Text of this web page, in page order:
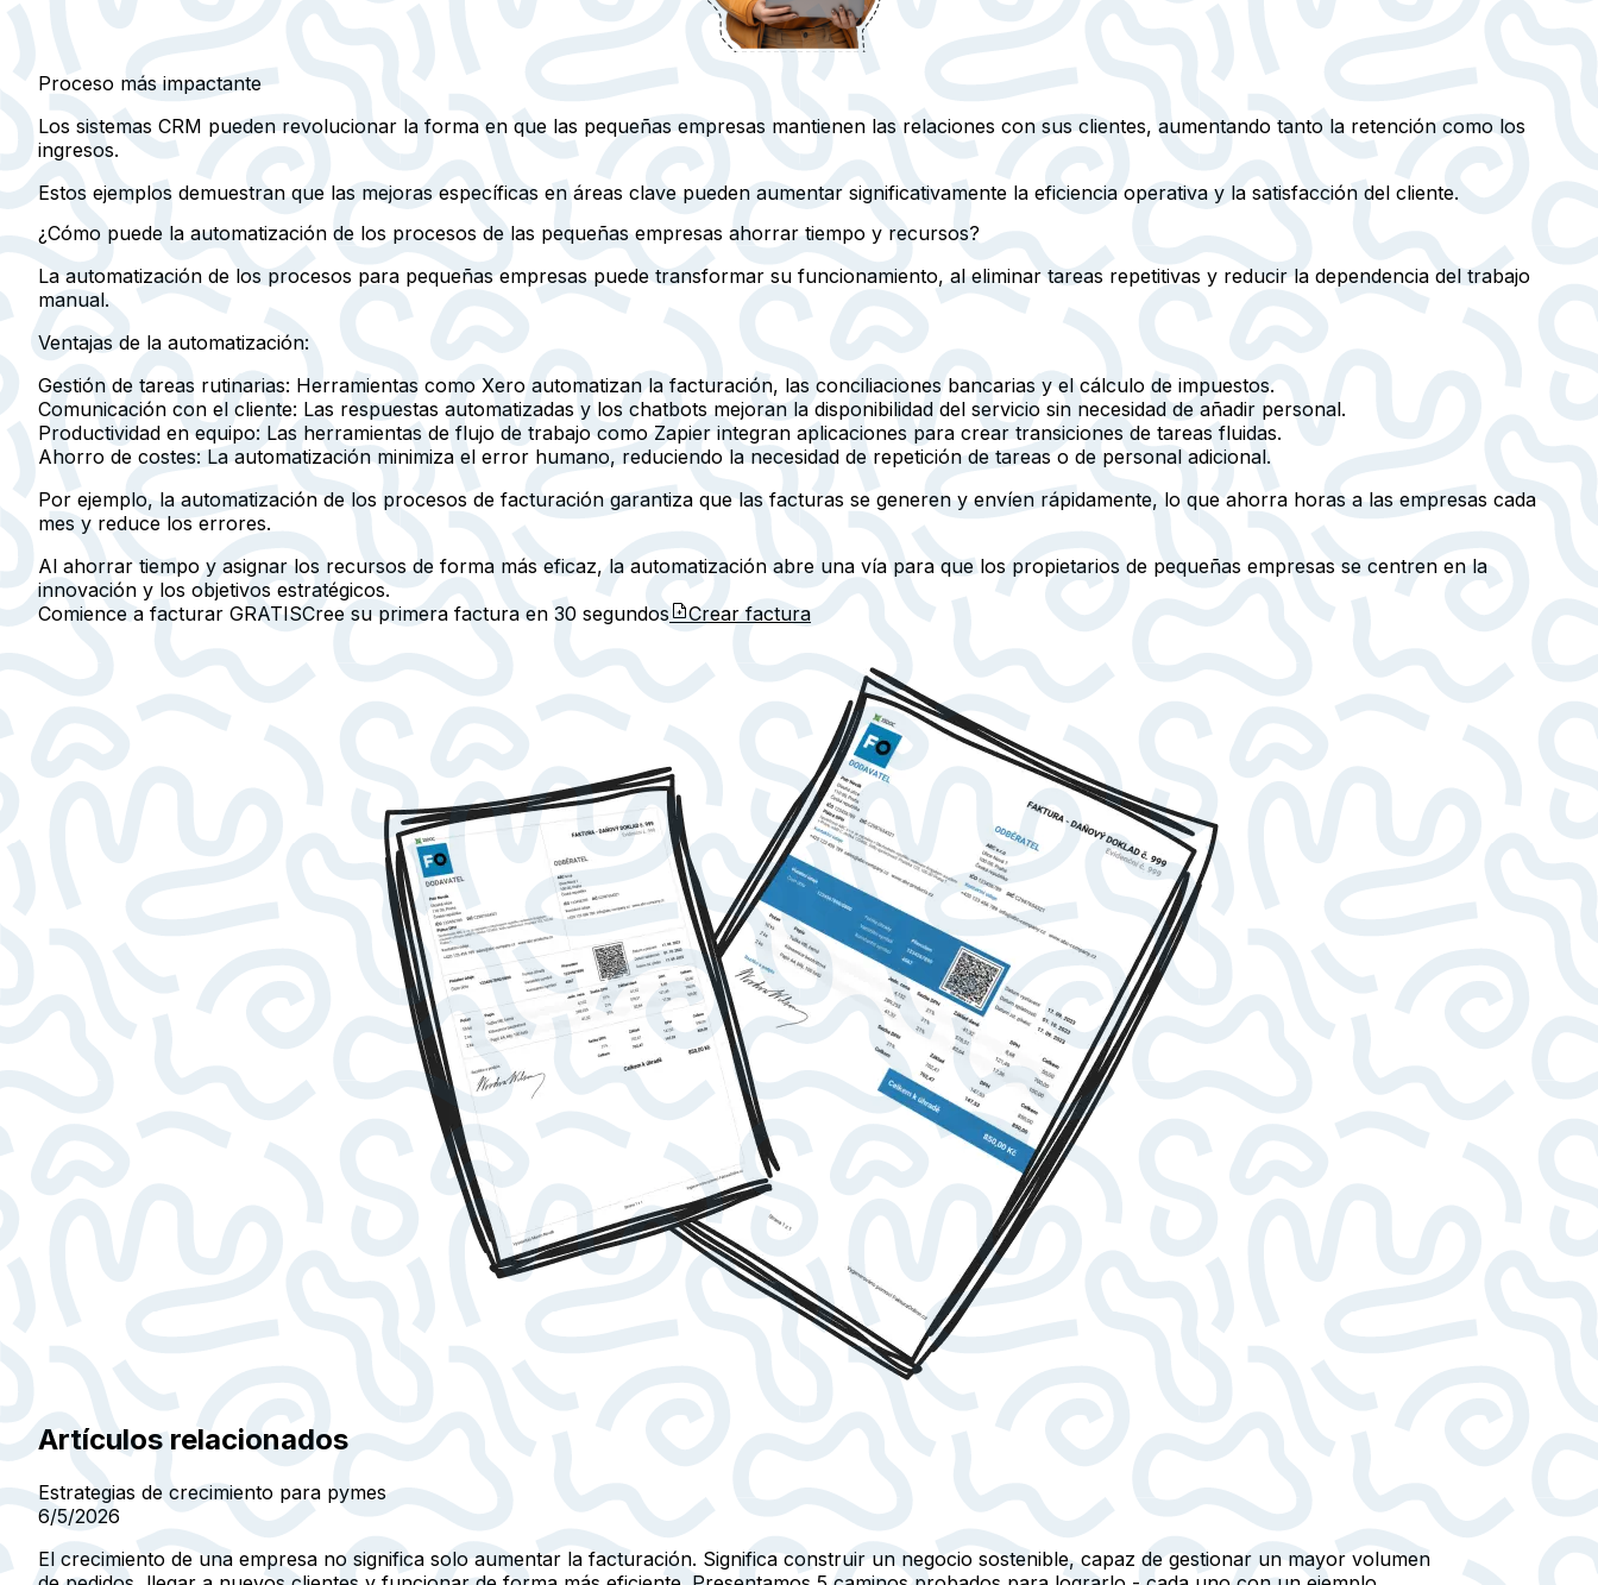
Proceso más impactante
Los sistemas CRM pueden revolucionar la forma en que las pequeñas empresas mantienen las relaciones con sus clientes, aumentando tanto la retención como los
ingresos.
Estos ejemplos demuestran que las mejoras específicas en áreas clave pueden aumentar significativamente la eficiencia operativa y la satisfacción del cliente.
¿Cómo puede la automatización de los procesos de las pequeñas empresas ahorrar tiempo y recursos?
La automatización de los procesos para pequeñas empresas puede transformar su funcionamiento, al eliminar tareas repetitivas y reducir la dependencia del trabajo
manual.
Ventajas de la automatización:
Gestión de tareas rutinarias: Herramientas como Xero automatizan la facturación, las conciliaciones bancarias y el cálculo de impuestos.
Comunicación con el cliente: Las respuestas automatizadas y los chatbots mejoran la disponibilidad del servicio sin necesidad de añadir personal.
Productividad en equipo: Las herramientas de flujo de trabajo como Zapier integran aplicaciones para crear transiciones de tareas fluidas.
Ahorro de costes: La automatización minimiza el error humano, reduciendo la necesidad de repetición de tareas o de personal adicional.
Por ejemplo, la automatización de los procesos de facturación garantiza que las facturas se generen y envíen rápidamente, lo que ahorra horas a las empresas cada
mes y reduce los errores.
Al ahorrar tiempo y asignar los recursos de forma más eficaz, la automatización abre una vía para que los propietarios de pequeñas empresas se centren en la
innovación y los objetivos estratégicos.
Comience a facturar GRATISCree su primera factura en 30 segundos Crear factura
Artículos relacionados
Estrategias de crecimiento para pymes
6/5/2026
El crecimiento de una empresa no significa solo aumentar la facturación. Significa construir un negocio sostenible, capaz de gestionar un mayor volumen